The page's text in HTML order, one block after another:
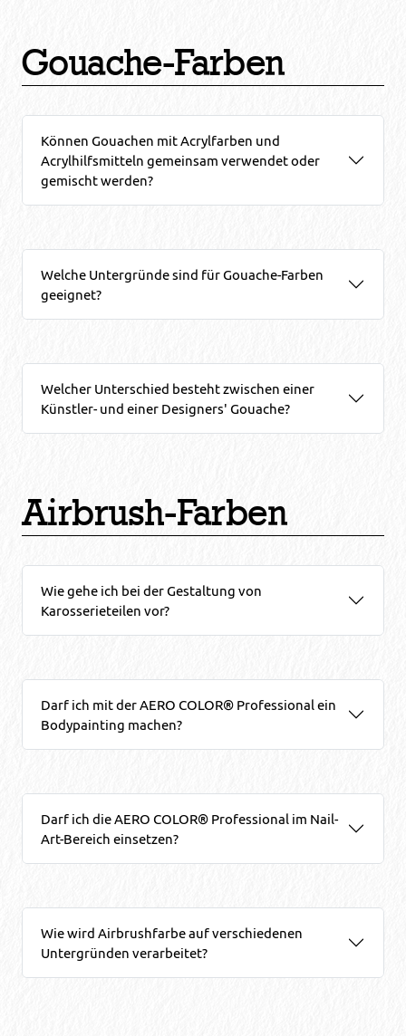
Gouache-Farben
Können Gouachen mit Acrylfarben und
Acrylhilfsmitteln gemeinsam verwendet oder
gemischt werden?
Welche Untergründe sind für Gouache-Farben
geeignet?
Welcher Unterschied besteht zwischen einer
Künstler- und einer Designers' Gouache?
Airbrush-Farben
Wie gehe ich bei der Gestaltung von
Karosserieteilen vor?
Darf ich mit der AERO COLOR® Professional ein
Bodypainting machen?
Darf ich die AERO COLOR® Professional im Nail-
Art-Bereich einsetzen?
Wie wird Airbrushfarbe auf verschiedenen
Untergründen verarbeitet?